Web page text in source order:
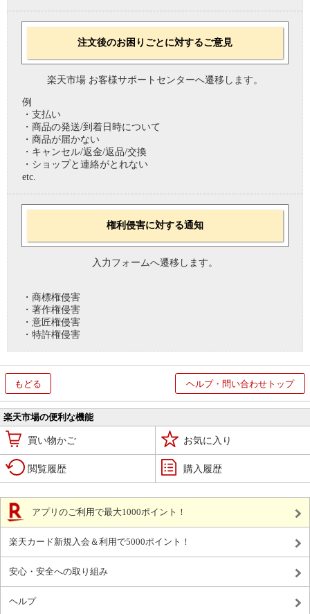
注文後のお困りごとに対するご意見
楽天市場 お客様サポートセンターへ遷移します。
例
・支払い
・商品の発送/到着日時について
・商品が届かない
・キャンセル/返金/返品/交換
・ショップと連絡がとれない
etc.
権利侵害に対する通知
入力フォームへ遷移します。
・商標権侵害
・著作権侵害
・意匠権侵害
・特許権侵害
もどる ヘルプ・問い合わせトップ
楽天市場の便利な機能
買い物かご お気に入り
閲覧履歴 購入履歴
アプリのご利用で最大1000ポイント！
楽天カード新規入会＆利用で5000ポイント！
安心・安全への取り組み
ヘルプ